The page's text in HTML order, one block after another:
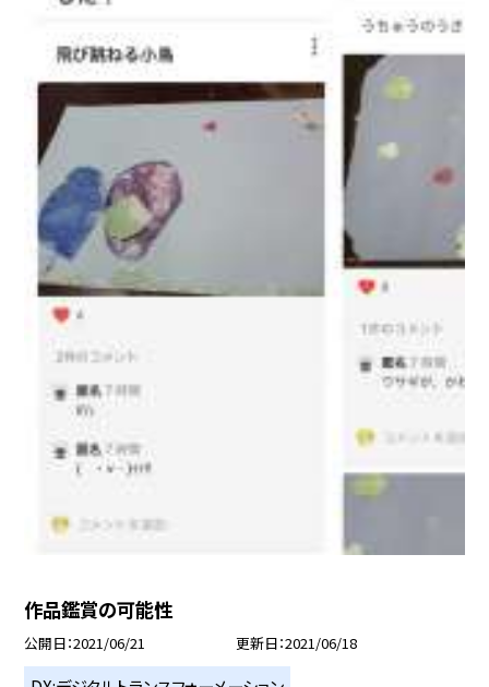
作品鑑賞の可能性
公開日 2021/06/21 更新日 2021/06/18